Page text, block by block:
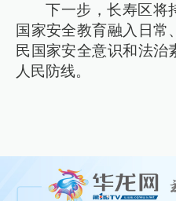
下一步，长寿区将
国家安全教育融入日常
民国家安全意识和法治
人民防线。